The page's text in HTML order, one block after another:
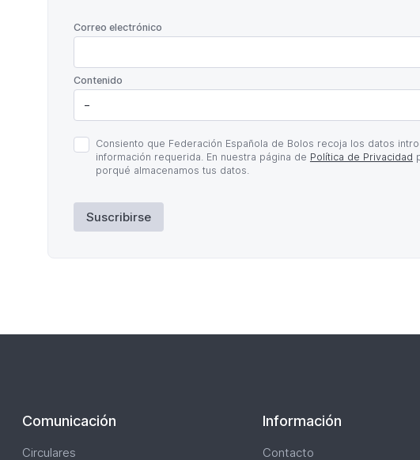
Correo electrónico
Contenido
Política
de
Privacidad
Consiento que Federación Española de Bolos recoja los datos
información requerida. En nuestra página de Política de Privacidad
porqué almacenamos tus datos.
Suscribirse
Comunicación
Circulares
Información
Contacto